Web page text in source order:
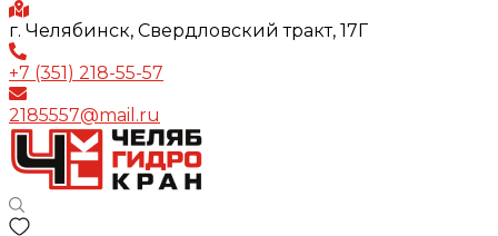
г. Челябинск, Свердловский тракт, 17Г
+7 (351) 218-55-57
2185557@mail.ru